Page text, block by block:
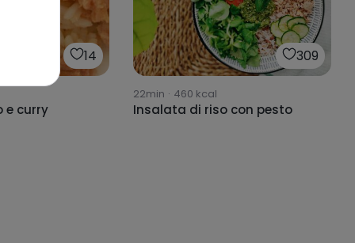
14
e curry
309
22min · 460 kcal
Insalata di riso con pesto